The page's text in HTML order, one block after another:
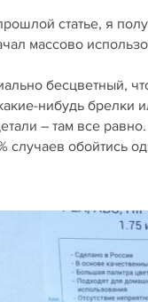
статье, я
массово
бесцветный,
нибудь
– там все
обойтись